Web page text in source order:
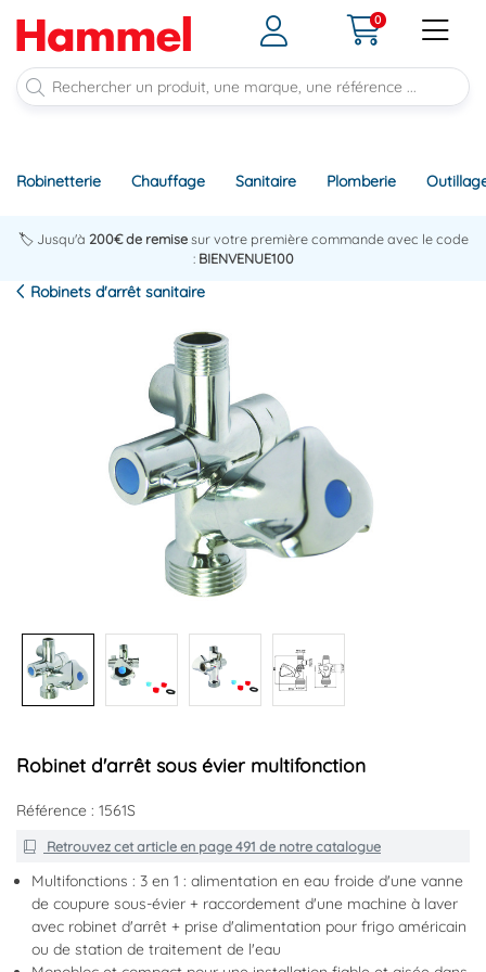
0
Robinetterie Chauffage Sanitaire Plomberie
🏷️ Jusqu'à 200€ de remisesur votre première commande avec le code
: BIENVENUE100
Robinets d'arrêt sanitaire
+1
Robinet d'arrêt sous évier multifonction
Référence : 1561S
Retrouvez cet article en page 491 de notre catalogue
Multifonctions : 3 en 1 : alimentation en eau froide d'une vanne
de coupure sous-évier + raccordement d'une machine à laver
avec robinet d'arrêt + prise d'alimentation pour frigo américain
ou de station de traitement de l'eau